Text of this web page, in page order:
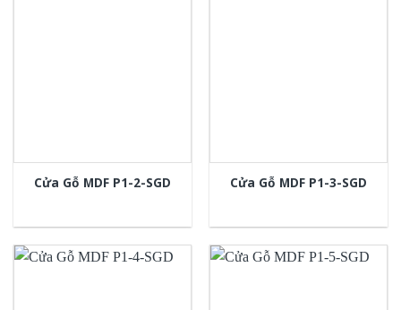
Cửa Gỗ MDF P1-2-SGD Cửa Gỗ MDF P1-3-SGD